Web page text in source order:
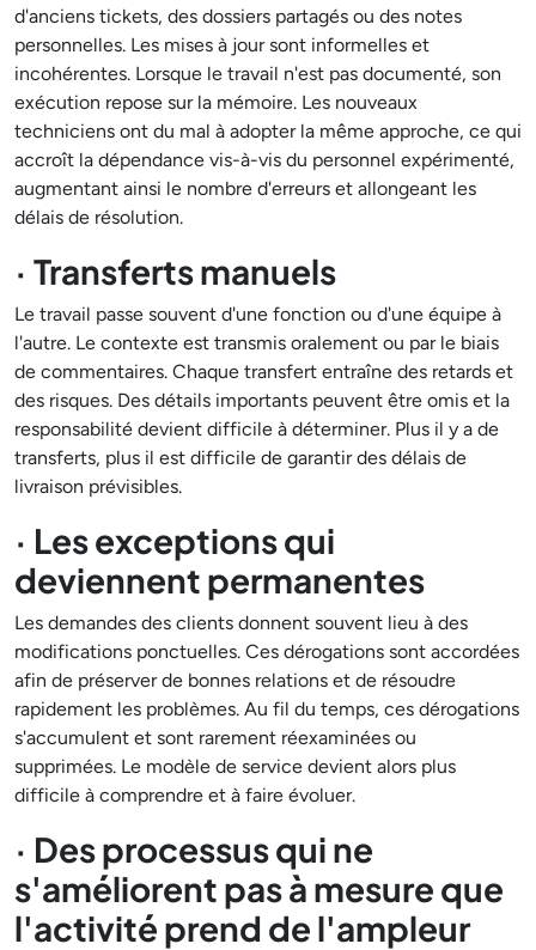
d'anciens tickets, des dossiers partagés ou des notes
personnelles. Les mises à jour sont informelles et
incohérentes. Lorsque le travail n'est pas documenté, son
exécution repose sur la mémoire. Les nouveaux
techniciens ont du mal à adopter la même approche, ce qui
accroît la dépendance vis-à-vis du personnel expérimenté,
augmentant ainsi le nombre d'erreurs et allongeant les
délais de résolution.
· Transferts manuels
Le travail passe souvent d'une fonction ou d'une équipe à
l'autre. Le contexte est transmis oralement ou par le biais
de commentaires. Chaque transfert entraîne des retards et
des risques. Des détails importants peuvent être omis et la
responsabilité devient difficile à déterminer. Plus il y a de
transferts, plus il est difficile de garantir des délais de
livraison prévisibles.
· Les exceptions qui
deviennent permanentes
Les demandes des clients donnent souvent lieu à des
modifications ponctuelles. Ces dérogations sont accordées
afin de préserver de bonnes relations et de résoudre
rapidement les problèmes. Au fil du temps, ces dérogations
s'accumulent et sont rarement réexaminées ou
supprimées. Le modèle de service devient alors plus
difficile à comprendre et à faire évoluer.
· Des processus qui ne
s'améliorent pas à mesure que
l'activité prend de l'ampleur